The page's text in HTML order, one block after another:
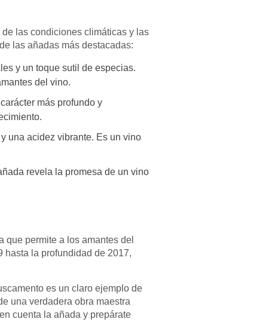
las condiciones climáticas y las
las añadas más destacadas:
y un toque sutil de especias.
del vino.
más profundo y
una acidez vibrante. Es un vino
revela la promesa de un vino
que permite a los amantes del
hasta la profundidad de 2017,
es un claro ejemplo de
una verdadera obra maestra
cuenta la añada y prepárate